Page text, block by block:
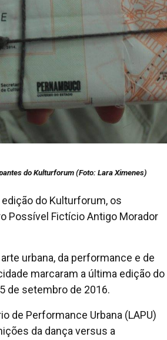
do Kulturforum (Foto: Lara Ximenes)
do Kulturforum, os
Possível Fictício Antigo Morador
urbana, da performance e de
marcaram a última edição do
de setembro de 2016.
de Performance Urbana (LAPU)
da dança versus a